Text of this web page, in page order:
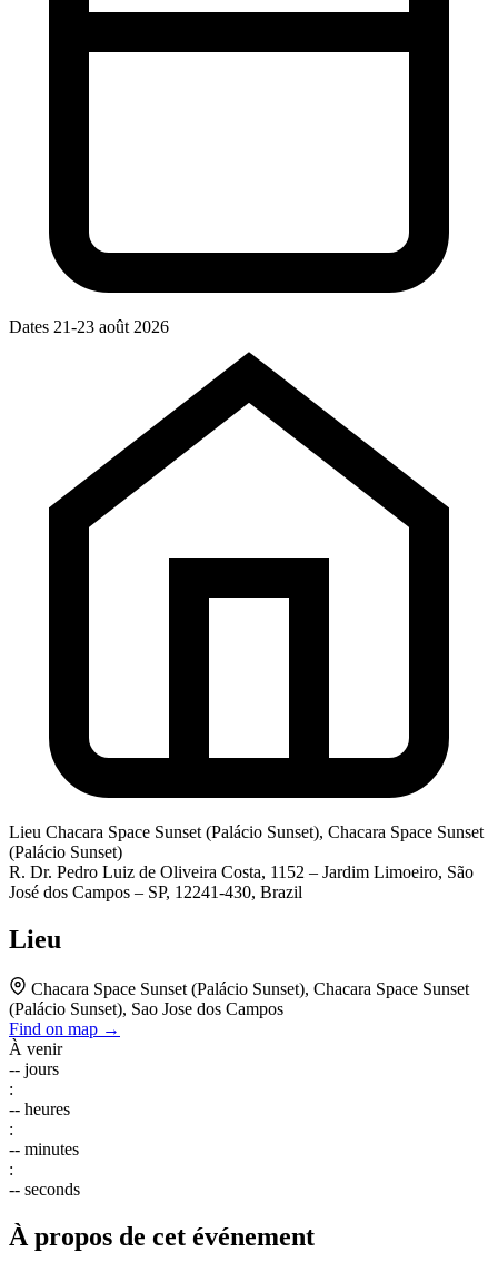
Dates 21-23 août 2026
Lieu Chacara Space Sunset (Palácio Sunset), Chacara Space Sunset
(Palácio Sunset)
R. Dr. Pedro Luiz de Oliveira Costa, 1152 – Jardim Limoeiro, São
José dos Campos – SP, 12241-430, Brazil
Lieu
Chacara Space Sunset (Palácio Sunset), Chacara Space Sunset
(Palácio Sunset), Sao Jose dos Campos
Find on map →
À venir
-- jours
:
-- heures
:
-- minutes
:
-- seconds
À propos de cet événement